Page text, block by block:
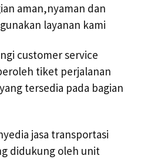
aman,nyaman dan
layanan kami
customer service
tiket perjalanan
tersedia pada bagian
jasa transportasi
didukung oleh unit